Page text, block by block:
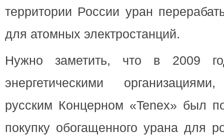
территории России уран
для атомных электростанций.
Нужно заметить, что в 2009
энергетическими
русским Концерном «Tenex» был
покупку обогащенного урана для